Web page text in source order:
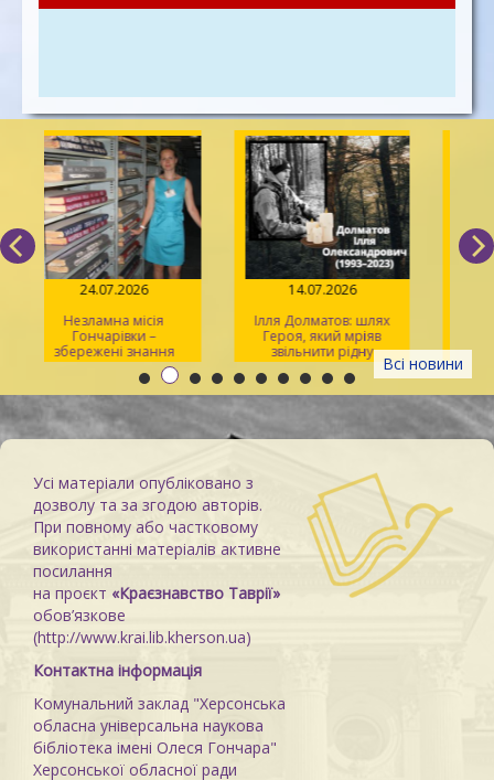
Всі новини
24.07.2026
Незламна місія
Гончарівки –
збережені знання
14.07.2026
Ілля Долматов: шлях
Героя, який мріяв
звільнити рідну
Каховку
Усі матеріали опубліковано з
дозволу та за згодою авторів.
При повному або частковому
використанні матеріалів активне
посилання
на проєкт «Краєзнавство Таврії»
обов’язкове
(http://www.krai.lib.kherson.ua)
Контактна інформація
Комунальний заклад "Херсонська
обласна універсальна наукова
бібліотека імені Олеся Гончара"
Херсонської обласної ради